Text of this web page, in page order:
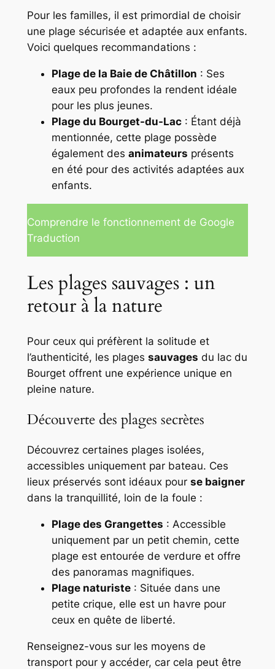
Pour les familles, il est primordial de choisir
une plage sécurisée et adaptée aux enfants.
Voici quelques recommandations :
Plage de la Baie de Châtillon : Ses
eaux peu profondes la rendent idéale
pour les plus jeunes.
Plage du Bourget-du-Lac: Étant déjà
mentionnée, cette plage possède
également des animateurs présents
en été pour des activités adaptées aux
enfants.
Comprendre le fonctionnement de Google
Traduction
Les plages sauvages : un
retour à la nature
Pour ceux qui préfèrent la solitude et
l’authenticité, les plages sauvages du lac du
Bourget offrent une expérience unique en
pleine nature.
Découverte des plages secrètes
Découvrez certaines plages isolées,
accessibles uniquement par bateau. Ces
lieux préservés sont idéaux pour se baigner
dans la tranquillité, loin de la foule :
Plage des Grangettes : Accessible
uniquement par un petit chemin, cette
plage est entourée de verdure et offre
des panoramas magnifiques.
Plage naturiste: Située dans une
petite crique, elle est un havre pour
ceux en quête de liberté.
Renseignez-vous sur les moyens de
transport pour y accéder, car cela peut être